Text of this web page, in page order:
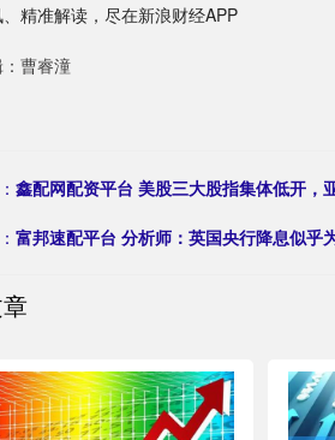
精准解读，尽在新浪财经APP
曹睿潼
鑫配网配资平台 美股三大股指集体低开，
富邦速配平台 分析师：英国央行降息似乎